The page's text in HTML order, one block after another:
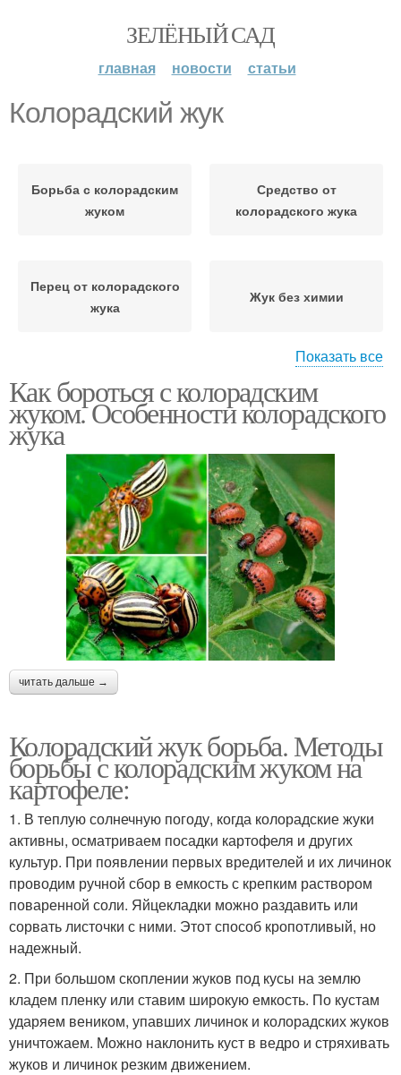
ЗЕЛЁНЫЙ САД
главная новости статьи
Колорадский жук
Борьба с колорадским
жуком
Средство от
колорадского жука
Перец от колорадского
жука
Жук без химии
Жук на картофеле Колорадские жуки
Жук перед посадкой
Показать все
Как бороться с колорадским
жуком. Особенности колорадского
жука
читать дальше →
Колорадский жук борьба. Методы
борьбы с колорадским жуком на
картофеле:
1. В теплую солнечную погоду, когда колорадские жуки
активны, осматриваем посадки картофеля и других
культур. При появлении первых вредителей и их личинок
проводим ручной сбор в емкость с крепким раствором
поваренной соли. Яйцекладки можно раздавить или
сорвать листочки с ними. Этот способ кропотливый, но
надежный.
2. При большом скоплении жуков под кусы на землю
кладем пленку или ставим широкую емкость. По кустам
ударяем веником, упавших личинок и колорадских жуков
уничтожаем. Можно наклонить куст в ведро и стряхивать
жуков и личинок резким движением.